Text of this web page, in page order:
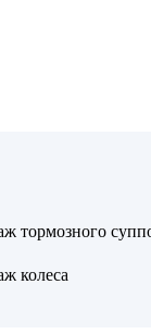
тормозного
колеса